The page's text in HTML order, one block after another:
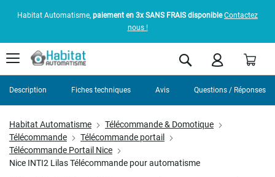
Habitat Automatisme, paiement en 3x SANS FRAIS disponible Contactez
nous !
Rechercher
Habitat Automatisme
Télécommande & Domotique
Télécommande
Télécommande portail
Télécommande Portail Nice
Nice INTI2 Lilas Télécommande pour automatisme
Description Fiches techniques Avis Questions / Réponses